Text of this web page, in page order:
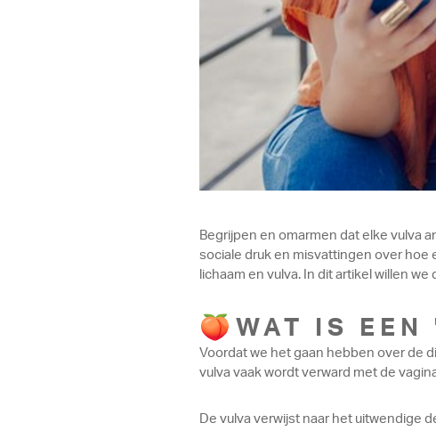
Begrijpen en omarmen dat elke vulva
sociale druk en misvattingen over hoe
lichaam en vulva. In dit artikel willen
🍑WAT IS EEN
Voordat we het gaan hebben over de
vulva vaak wordt verward met de
De vulva verwijst naar het uitwendige